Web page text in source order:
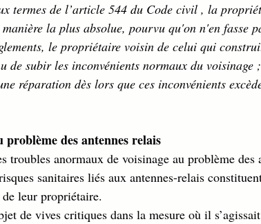
termes de l’article 544 du Code civil , la
la plus absolue, pourvu qu'on n'en fasse
le propriétaire voisin de celui qui
de subir les inconvénients normaux du voisinage
réparation dès lors que ces inconvénients
des antennes relais
troubles anormaux de voisinage au problème des
sanitaires liés aux antennes-relais
leur propriétaire.
de vives critiques dans la mesure où il